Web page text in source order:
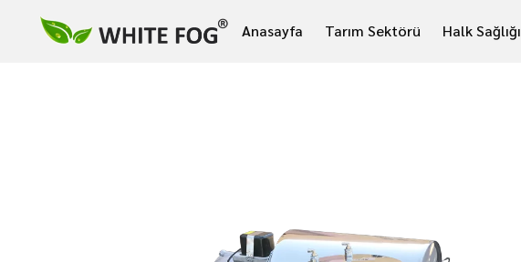
Anasayfa Tarım Sektörü Halk Sağlığı